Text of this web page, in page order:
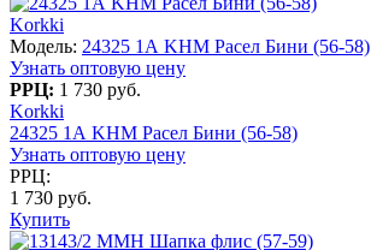
Korkki
Модель: 24325 1А KHM Расел Бини (56-58)
Узнать оптовую цену
РРЦ: 1 730 руб.
Korkki
24325 1А KHM Расел Бини (56-58)
Узнать оптовую цену
РРЦ:
1 730 руб.
Купить